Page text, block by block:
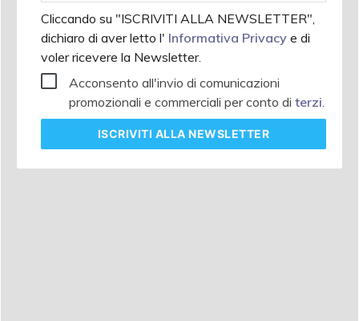
Cliccando su "ISCRIVITI ALLA NEWSLETTER",
dichiaro di aver letto l' Informativa Privacy e di
voler ricevere la Newsletter.
Acconsento all'invio di comunicazioni
promozionali e commerciali per conto di terzi.
ISCRIVITI ALLA NEWSLETTER